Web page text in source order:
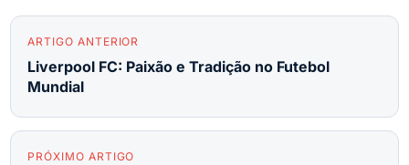
ARTIGO ANTERIOR
Liverpool FC: Paixão e Tradição no Futebol
Mundial
PRÓXIMO ARTIGO